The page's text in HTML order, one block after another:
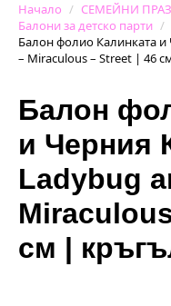
Начало СЕМЕЙНИ
Балони за детско парти
Балон фолио Калинката
– Miraculous – Street | 46
Балон
и Черния
Ladybug
см |